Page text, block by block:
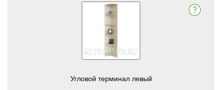
Угловой терминал левый